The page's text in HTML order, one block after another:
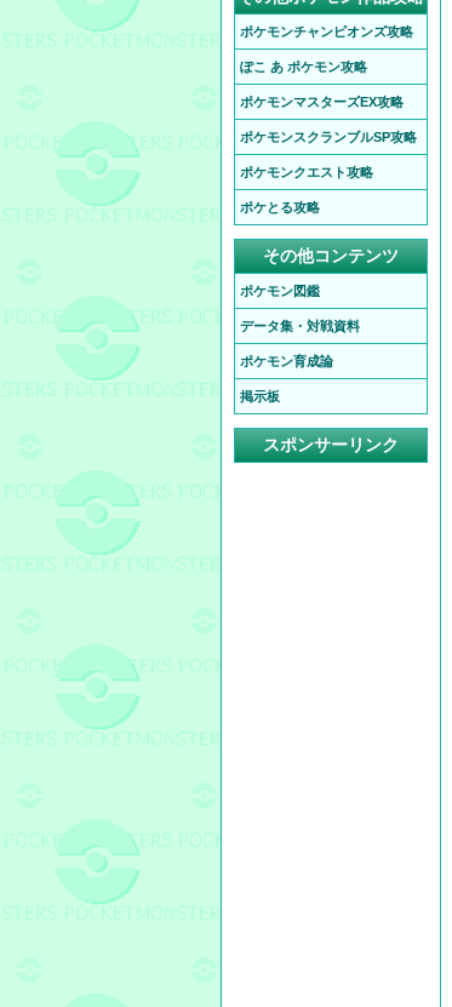
ポケモンチャンピオンズ攻略
ぽこ あ ポケモン攻略
ポケモンマスターズEX攻略
ポケモンスクランブルSP攻略
ポケモンクエスト攻略
ポケとる攻略
その他コンテンツ
ポケモン図鑑
データ集・対戦資料
ポケモン育成論
掲示板
スポンサーリンク